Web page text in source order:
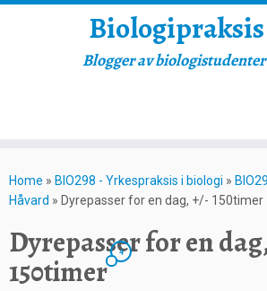
to
content
Blogger av
Home » BIO298 - Yrkespraksis i biologi »
Håvard » Dyrepasser for en dag, +/- 150timer
Dyrepasser for en
150timer
4